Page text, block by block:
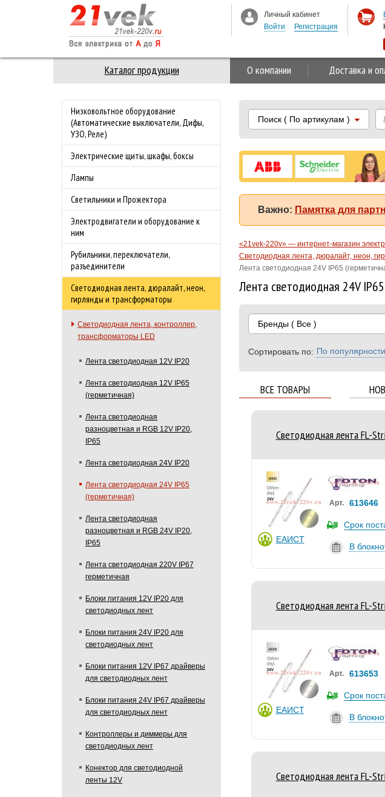
Каталог продукции О компании Доставка и
Низковольтное оборудование
(Автоматические выключатели, Дифы,
УЗО, Реле)
Электрические щиты, шкафы, боксы
Лампы
Светильники и Прожектора
Электродвигатели и оборудование к
ним
Рубильники, переключатели,
разъединители
Светодиодная лента, дюралайт, неон,
гирлянды и трансформаторы
Светодиодная лента, контроллер,
трансформаторы LED
Лента светодиодная 12V IP20
Лента светодиодная 12V IP65
(герметичная)
Лента светодиодная
разноцветная и RGB 12V IP20,
IP65
Лента светодиодная 24V IP20
Лента светодиодная 24V IP65
(герметичная)
Лента светодиодная
разноцветная и RGB 24V IP20,
IP65
Лента светодиодная 220V IP67
герметичная
Блоки питания 12V IP20 для
светодиодных лент
Блоки питания 24V IP20 для
светодиодных лент
Блоки питания 12V IP67 драйверы
для светодиодных лент
Блоки питания 24V IP67 драйверы
для светодиодных лент
Контроллеры и диммеры для
светодиодных лент
Конектор для светодиодной
ленты 12V
Поиск( По артикулам )
Важно: Памятка для
«21vek-220v» — интернет-магазин
Светодиодная лента, дюралайт, неон,
Лента светодиодная 24V IP65
Лента светодиодная 24V
Бренды( Все )
Сортировать по: По популярности
ВСЕ ТОВАРЫ
Светодиодная лента FL-
ЕАИСТ
Арт. 613646
Срок
В
Светодиодная лента FL-
ЕАИСТ
Арт. 613653
Срок
В
Светодиодная лента FL-
Личный кабинет
Войти
Регистрация